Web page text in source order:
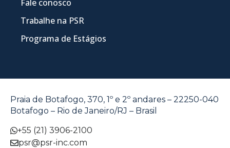
Fale conosco
Trabalhe na PSR
Programa de Estágios
Praia de Botafogo, 370, 1º e 2º andares – 22250-040
Botafogo – Rio de Janeiro/RJ – Brasil
+55 (21) 3906-2100
psr@psr-inc.com